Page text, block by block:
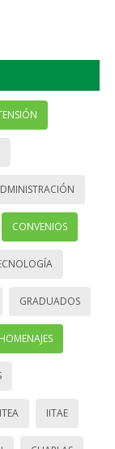
CONVENIOS
GRADUADOS
HOMENAJES
IITAE